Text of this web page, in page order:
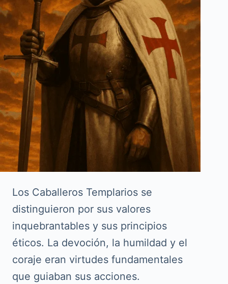
Los Caballeros Templarios se
distinguieron por sus valores
inquebrantables y sus principios
éticos. La devoción, la humildad y el
coraje eran virtudes fundamentales
que guiaban sus acciones.